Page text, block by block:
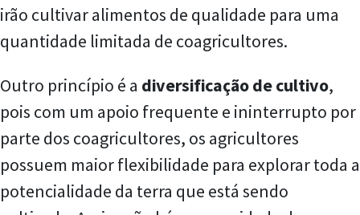
irão cultivar alimentos de qualidade para uma
quantidade limitada de coagricultores.
Outro princípio é a diversificação de cultivo,
pois com um apoio frequente e ininterrupto por
parte dos coagricultores, os agricultores
possuem maior flexibilidade para explorar toda a
potencialidade da terra que está sendo